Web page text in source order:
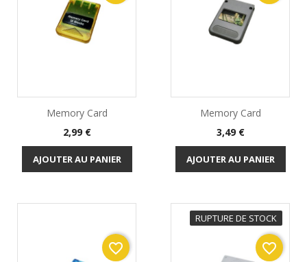
Memory Card
Prix
2,99 €
AJOUTER AU PANIER
Memory Card
Prix
3,49 €
AJOUTER AU PANIER
favorite_border
RUPTURE DE STOCK
favorite_border